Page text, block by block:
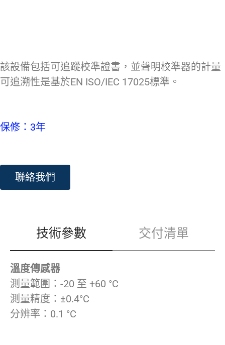
該設備包括可追蹤校準證書，並聲明校準器的計量
可追溯性是基於EN ISO/IEC 17025標準。
保修：3年
聯絡我們
技術參數 交付清單
溫度傳感器
測量範圍：-20 至 +60 °C
測量精度：±0.4°C
分辨率：0.1 °C